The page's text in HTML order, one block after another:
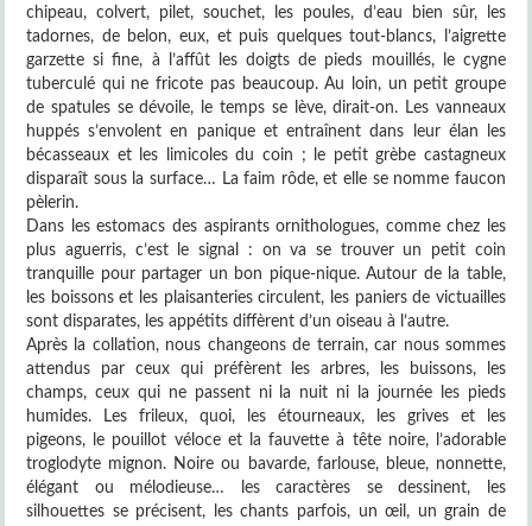
chipeau, colvert, pilet, souchet, les poules, d’eau bien sûr, les
tadornes, de belon, eux, et puis quelques tout-blancs, l’aigrette
garzette si fine, à l’affût les doigts de pieds mouillés, le cygne
tuberculé qui ne fricote pas beaucoup. Au loin, un petit groupe
de spatules se dévoile, le temps se lève, dirait-on. Les vanneaux
huppés s’envolent en panique et entraînent dans leur élan les
bécasseaux et les limicoles du coin ; le petit grèbe castagneux
disparaît sous la surface… La faim rôde, et elle se nomme faucon
pèlerin.
Dans les estomacs des aspirants ornithologues, comme chez les
plus aguerris, c’est le signal : on va se trouver un petit coin
tranquille pour partager un bon pique-nique. Autour de la table,
les boissons et les plaisanteries circulent, les paniers de victuailles
sont disparates, les appétits diffèrent d’un oiseau à l’autre.
Après la collation, nous changeons de terrain, car nous sommes
attendus par ceux qui préfèrent les arbres, les buissons, les
champs, ceux qui ne passent ni la nuit ni la journée les pieds
humides. Les frileux, quoi, les étourneaux, les grives et les
pigeons, le pouillot véloce et la fauvette à tête noire, l’adorable
troglodyte mignon. Noire ou bavarde, farlouse, bleue, nonnette,
élégant ou mélodieuse… les caractères se dessinent, les
silhouettes se précisent, les chants parfois, un œil, un grain de